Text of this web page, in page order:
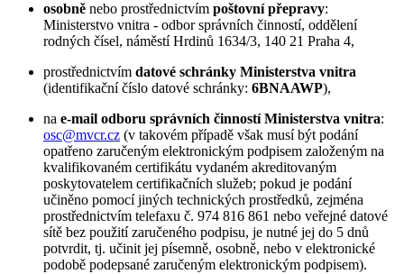
osobně nebo prostřednictvím poštovní přepravy:
Ministerstvo vnitra - odbor správních činností, oddělení
rodných čísel, náměstí Hrdinů 1634/3, 140 21 Praha 4,
prostřednictvím datové schránky Ministerstva vnitra
(identifikační číslo datové schránky: 6BNAAWP),
na e-mail odboru správních činností Ministerstva vnitra:
osc@mvcr.cz (v takovém případě však musí být podání
opatřeno zaručeným elektronickým podpisem založeným na
kvalifikovaném certifikátu vydaném akreditovaným
poskytovatelem certifikačních služeb; pokud je podání
učiněno pomocí jiných technických prostředků, zejména
prostřednictvím telefaxu č. 974 816 861 nebo veřejné datové
sítě bez použití zaručeného podpisu, je nutné jej do 5 dnů
potvrdit, tj. učinit jej písemně, osobně, nebo v elektronické
podobě podepsané zaručeným elektronickým podpisem).